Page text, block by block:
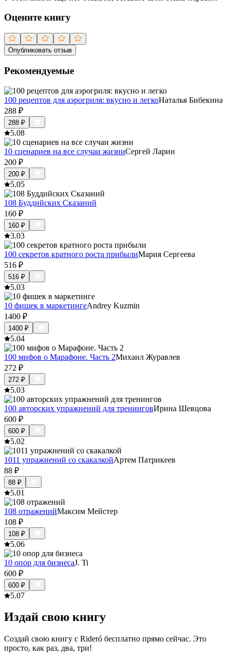
Оцените книгу
Опубликовать отзыв
Рекомендуемые
100 рецептов для аэрогриля: вкусно и легкоНаталья Бибекина
288 ₽
288 ₽
5.08
10 сценариев на все случаи жизниСергей Ларин
200 ₽
200 ₽
5.05
108 Буддийских Сказаний
160 ₽
160 ₽
3.03
100 секретов кратного роста прибылиМария Сергеева
516 ₽
516 ₽
5.03
10 фишек в маркетингеAndrey Kuzmin
1400 ₽
1400 ₽
5.04
100 мифов о Марафоне. Часть 2Михаил Журавлев
272 ₽
272 ₽
5.03
100 авторских упражнений для тренинговИрина Шевцова
600 ₽
600 ₽
5.02
1011 упражнений со скакалкойАртем Патрикеев
88 ₽
88 ₽
5.01
108 отраженийМаксим Мейстер
108 ₽
108 ₽
5.06
10 опор для бизнесаJ. Ti
600 ₽
600 ₽
5.07
Издай свою книгу
Создай свою книгу с Rideró бесплатно прямо сейчас. Это
просто, как раз, два, три!